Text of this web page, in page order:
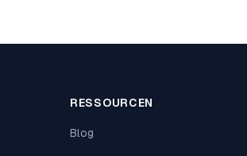
RESSOURCEN
Blog